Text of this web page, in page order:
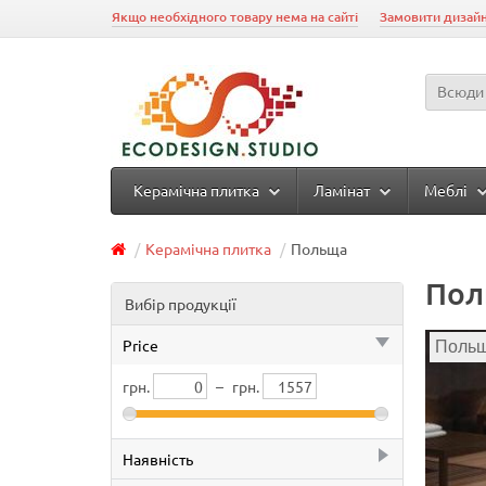
Якщо необхідного товару нема на сайті Замовити
Всюди
Керамічна плитка Ламінат Меблі
Керамічна плитка Польща
Вибір продукції
Price
грн. – грн.
Наявність